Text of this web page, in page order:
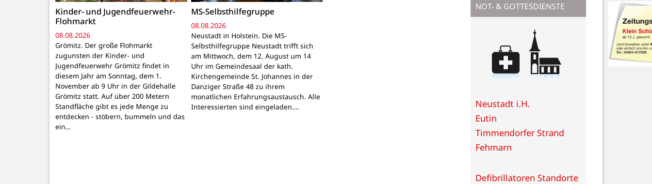
Kinder- und Jugendfeuerwehr-
Flohmarkt
08.08.2026
Grömitz. Der große Flohmarkt
zugunsten der Kinder- und
Jugendfeuerwehr Grömitz findet in
diesem Jahr am Sonntag, dem 1.
November ab 9 Uhr in der Gildehalle
Grömitz statt. Auf über 200 Metern
Standfläche gibt es jede Menge zu
entdecken - stöbern, bummeln und das
ein…
MS-Selbsthilfegruppe
08.08.2026
Neustadt in Holstein. Die MS-
Selbsthilfegruppe Neustadt trifft sich
am Mittwoch, dem 12. August um 14
Uhr im Gemeindesaal der kath.
Kirchengemeinde St. Johannes in der
Danziger Straße 48 zu ihrem
monatlichen Erfahrungsaustausch. Alle
Interessierten sind eingeladen.…
NOT- & GOTTESDIENSTE
Neustadt i.H.
Eutin
Timmendorfer Strand
Fehmarn
Defibrillatoren Standorte